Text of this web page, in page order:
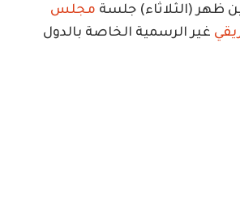
ظهر (الثلاثاء) جلسة مجلس
غير الرسمية الخاصة بالدول